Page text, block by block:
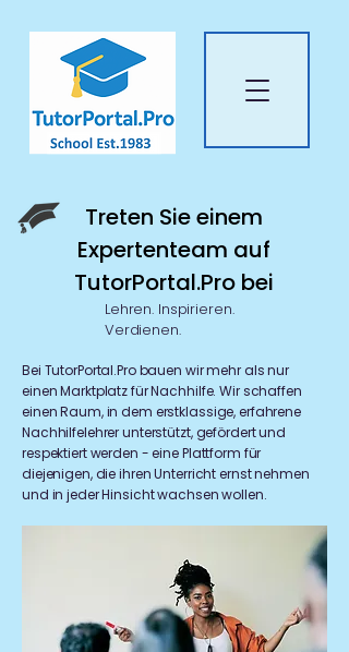
Treten Sie einem
Expertenteam auf
TutorPortal.Pro bei
Lehren. Inspirieren.
Verdienen.
Bei TutorPortal.Pro bauen wir mehr als nur
einen Marktplatz für Nachhilfe. Wir schaffen
einen Raum, in dem erstklassige, erfahrene
Nachhilfelehrer unterstützt, gefördert und
respektiert werden - eine Plattform für
diejenigen, die ihren Unterricht ernst nehmen
und in jeder Hinsicht wachsen wollen.